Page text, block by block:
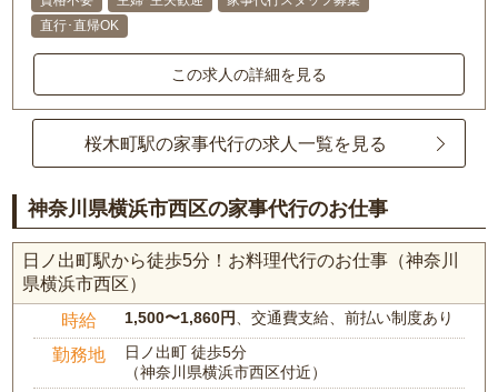
直行･直帰OK
この求人の詳細を見る
桜木町駅の家事代行の求人一覧を見る
神奈川県横浜市西区の家事代行のお仕事
日ノ出町駅から徒歩5分！お料理代行のお仕事（神奈川
県横浜市西区）
時給 1,500〜1,860円 、交通費支給、前払い制度あり
勤務地
日ノ出町 徒歩5分
（神奈川県横浜市西区付近）